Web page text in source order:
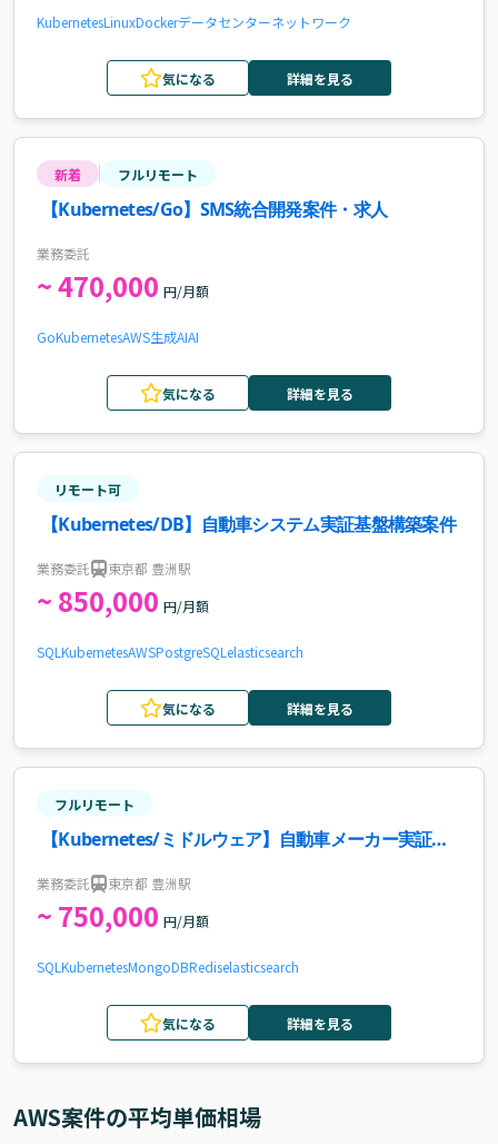
KubernetesLinuxDockerデータセンターネットワーク
気になる 詳細を見る
新着 フルリモート
【Kubernetes/Go】SMS統合開発案件・求人
業務委託
~ 470,000 円/月額
GoKubernetesAWS生成AIAI
気になる 詳細を見る
リモート可
【Kubernetes/DB】自動車システム実証基盤構築案件
業務委託 東京都 豊洲駅
~ 850,000 円/月額
SQL KubernetesAWSPostgreSQL elasticsearch
気になる 詳細を見る
フルリモート
【Kubernetes/ミドルウェア】自動車メーカー実証シ
業務委託 東京都 豊洲駅
~ 750,000 円/月額
SQL KubernetesMongoDBRediselasticsearch
気になる 詳細を見る
AWS案件の平均単価相場